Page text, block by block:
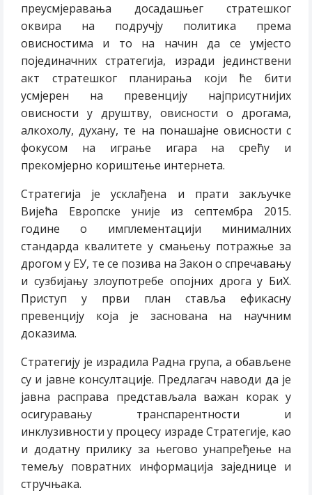
преусмјеравања досадашњег стратешког
оквира на подручју политика према
овисностима и то на начин да се умјесто
појединачних стратегија, изради јединствени
акт стратешког планирања који ће бити
усмјерен на превенцију најприсутнијих
овисности у друштву, овисности о дрогама,
алкохолу, духану, те на понашајне овисности с
фокусом на играње игара на срећу и
прекомјерно кориштење интернета.
Стратегија је усклађена и прати закључке
Вијећа Европске уније из септембра 2015.
године о имплементацији минималних
стандарда квалитете у смањењу потражње за
дрогом у ЕУ, те се позива на Закон о спречавању
и сузбијању злоупотребе опојних дрога у БиХ.
Приступ у први план ставља ефикасну
превенцију која је заснована на научним
доказима.
Стратегију је израдила Радна група, а обављене
су и јавне консултације. Предлагач наводи да је
јавна расправа представљала важан корак у
осигуравању транспарентности и
инклузивности у процесу израде Стратегије, као
и додатну прилику за његово унапређење на
темељу повратних информација заједнице и
стручњака.